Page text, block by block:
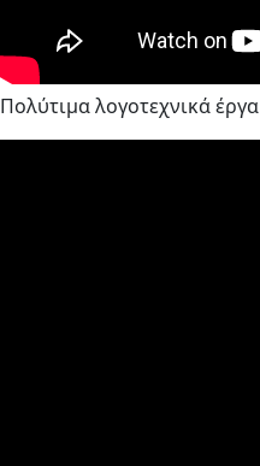
Πολύτιμα λογοτεχνικά έργα